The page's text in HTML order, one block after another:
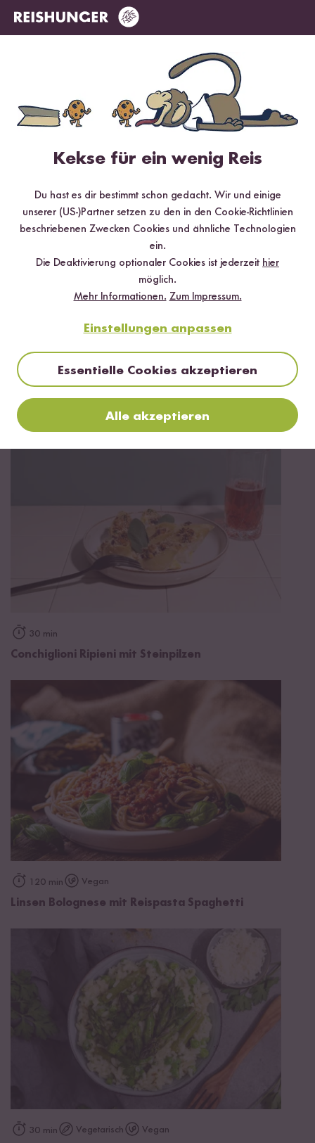
Jetzt sichern
*Das Digitale Rezeptbuch wird dir nach vollständiger Anmeldung zum Newsletter
per E-Mail zugeschickt.
Topping
20 min Vegetarisch
Antipasti Platte
30 min
Conchiglioni Ripieni mit Steinpilzen
120 min Vegan
Linsen Bolognese mit Reispasta Spaghetti
30 min Vegetarisch Vegan
Kekse für ein wenig Reis
Du hast es dir bestimmt schon gedacht. Wir und einige
unserer (US-)Partner setzen zu den in den Cookie-Richtlinien
beschriebenen Zwecken Cookies und ähnliche Technologien
ein.
Die Deaktivierung optionaler Cookies ist jederzeit hier
möglich.
Mehr Informationen. Zum Impressum.
Einstellungen anpassen
Essentielle Cookies akzeptieren
Alle akzeptieren